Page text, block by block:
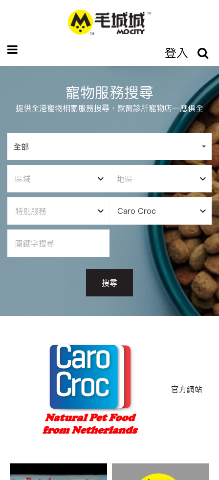
登入
寵物服務搜尋
提供全港寵物相關服務搜尋，獸醫診所寵物店一應俱全
全部
區域 地區
特別服務 Caro Croc
搜尋
官方網站